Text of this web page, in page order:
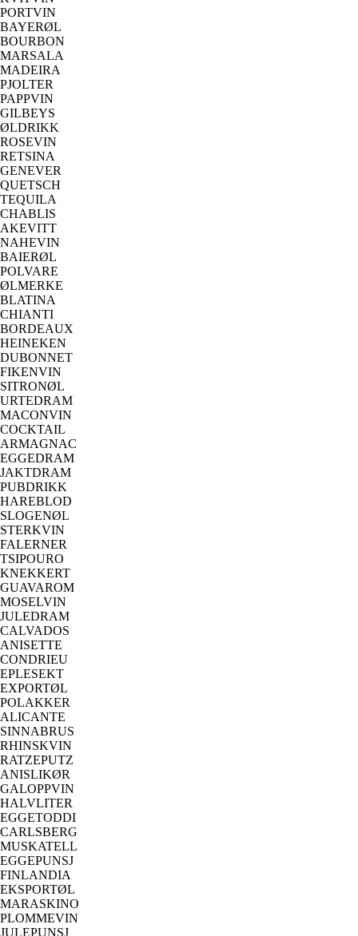
PORTVIN
BAYERØL
BOURBON
MARSALA
MADEIRA
PJOLTER
PAPPVIN
GILBEYS
ØLDRIKK
ROSEVIN
RETSINA
GENEVER
QUETSCH
TEQUILA
CHABLIS
AKEVITT
NAHEVIN
BAIERØL
POLVARE
ØLMERKE
BLATINA
CHIANTI
BORDEAUX
HEINEKEN
DUBONNET
FIKENVIN
SITRONØL
URTEDRAM
MACONVIN
COCKTAIL
ARMAGNAC
EGGEDRAM
JAKTDRAM
PUBDRIKK
HAREBLOD
SLOGENØL
STERKVIN
FALERNER
TSIPOURO
KNEKKERT
GUAVAROM
MOSELVIN
JULEDRAM
CALVADOS
ANISETTE
CONDRIEU
EPLESEKT
EXPORTØL
POLAKKER
ALICANTE
SINNABRUS
RHINSKVIN
RATZEPUTZ
ANISLIKØR
GALOPPVIN
HALVLITER
EGGETODDI
CARLSBERG
MUSKATELL
EGGEPUNSJ
FINLANDIA
EKSPORTØL
MARASKINO
PLOMMEVIN
JULEPUNSJ